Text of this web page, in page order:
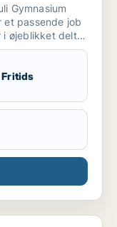
Gymnasium
et passende job
i øjeblikket deltid
et bedre job.
Fritids